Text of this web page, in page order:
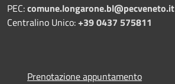
PEC:comune.longarone.bl@pecveneto.it
Centralino Unico:+39 0437 575811
Prenotazione appuntamento